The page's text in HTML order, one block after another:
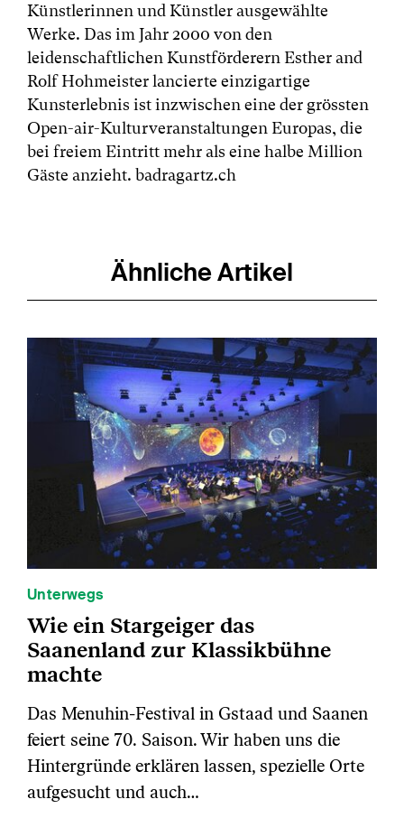
Künstlerinnen und Künstler ausgewählte
Werke. Das im Jahr 2000 von den
leidenschaftlichen Kunstförderern Esther and
Rolf Hohmeister lancierte einzigartige
Kunsterlebnis ist inzwischen eine der grössten
Open-air-Kulturveranstaltungen Europas, die
bei freiem Eintritt mehr als eine halbe Million
Gäste anzieht. badragartz.ch
Ähnliche Artikel
Unterwegs
Wie ein Stargeiger das
Saanenland zur Klassikbühne
machte
Das Menuhin-Festival in Gstaad und Saanen
feiert seine 70. Saison. Wir haben uns die
Hintergründe erklären lassen, spezielle Orte
aufgesucht und auch…